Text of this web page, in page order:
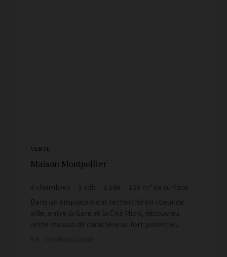
VENTE
Maison Montpellier
4 chambres 1 sdb 1 sde 130 m² de surface
129 m² de terrain 2 684,62 € prix / m²
Dans un emplacement recherché en coeur de
ville, entre la Gare et la Cité Mion, découvrez
cette maison de caractère au fort potentiel,